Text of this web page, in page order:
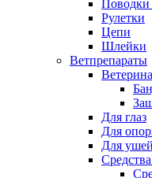
Поводки
Рулетки
Цепи
Шлейки
Ветпрепараты
Для глаз
Для
Для ушей